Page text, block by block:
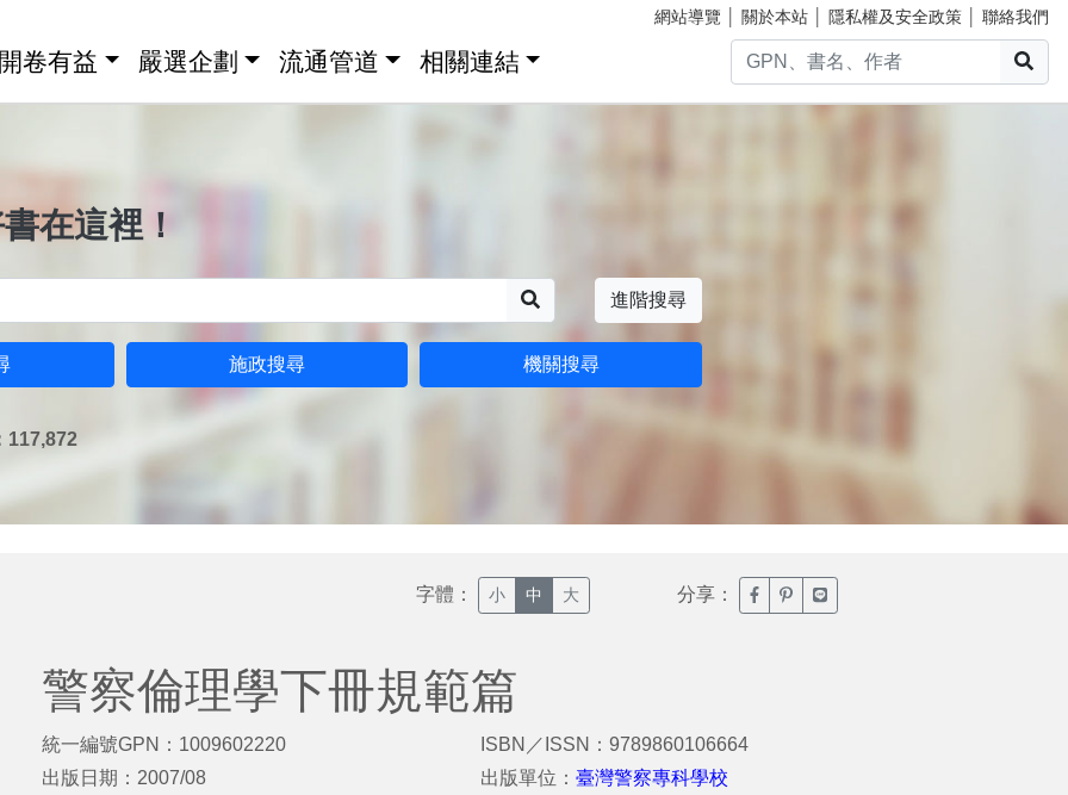
網站導覽 關於本站 隱私權及安全政策 聯絡我們
卷有益 嚴選企劃 流通管道 相關連結
在這裡！
進階搜尋
施政搜尋 機關搜尋
117,872
字體： 小 中 大 分享： 臉書分享(另開新視窗)
噗浪分享(另開新視窗)
Line分享(另開新視窗)
警察倫理學下冊規範篇
統一編號GPN：1009602220
出版日期：2007/08
ISBN／ISSN：9789860106664
出版單位：臺灣警察專科學校